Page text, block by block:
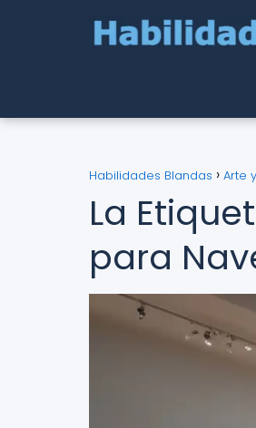
Habilidades Blandas Arte
La
para